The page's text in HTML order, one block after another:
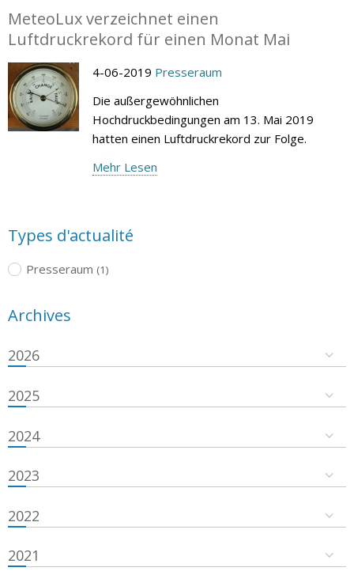
MeteoLux verzeichnet einen
Luftdruckrekord für einen Monat Mai
4-06-2019 Presseraum
Die außergewöhnlichen
Hochdruckbedingungen am 13. Mai 2019
hatten einen Luftdruckrekord zur Folge.
Mehr Lesen
Types d'actualité
Presseraum (1)
Archives
2026
2025
2024
2023
2022
2021